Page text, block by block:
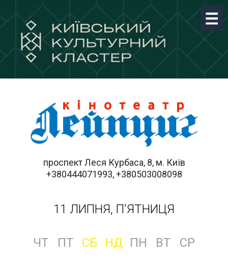
проспект Леся Курбаса, 8, м. Київ
+380444071993, +380503008098
11 ЛИПНЯ, П'ЯТНИЦЯ
ЧТ ПТ СБ НД ПН ВТ
СР